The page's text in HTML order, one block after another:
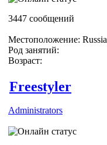
3447 сообщений
Местоположение: Russia
Род занятий:
Возраст:
Freestyler
Administrators